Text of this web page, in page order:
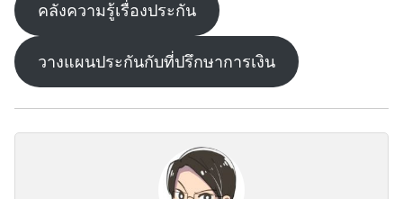
คลังความรู้เรื่องประกัน
วางแผนประกันกับที่ปรึกษาการเงิน